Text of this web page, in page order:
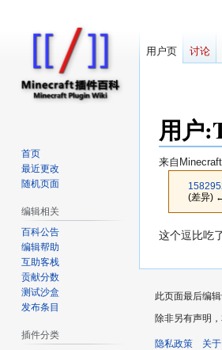
用户:
来自
(差异)
跳
到
航
跳
到
索
这个逗比吃
用户页 讨论
首页
最近更改
随机页面
编辑相关
百科公告
编辑帮助
互助客栈
贡献分数
测试沙盒
发布条目
插件分类
此页面最后编
除非另有声明
隐私政策 关